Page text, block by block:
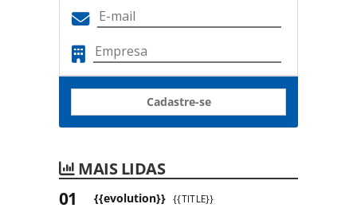
Cadastre-se
MAIS LIDAS
{{evolution}} {{TITLE}}